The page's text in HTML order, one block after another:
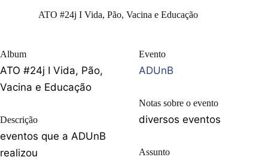
ATO #24j I Vida, Pão, Vacina e Educação
Album
ATO #24j I Vida, Pão,
Vacina e Educação
Descrição
eventos que a ADUnB
realizou
Evento
ADUnB
Notas sobre o evento
diversos eventos
Assunto